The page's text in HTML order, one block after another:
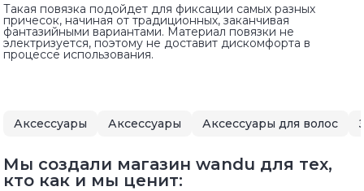
Такая повязка подойдет для фиксации самых разных
причесок, начиная от традиционных, заканчивая
фантазийными вариантами. Материал повязки не
электризуется, поэтому не доставит дискомфорта в
процессе использования.
Аксессуары Аксессуары Аксессуары для волос
Мы создали магазин wandu для тех,
кто как и мы ценит: